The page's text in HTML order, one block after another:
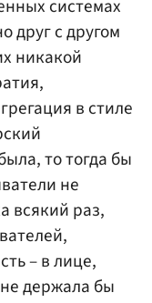
системах
друг с другом
никакой
в стиле
то тогда бы
не
всякий раз,
– в лице,
держала бы